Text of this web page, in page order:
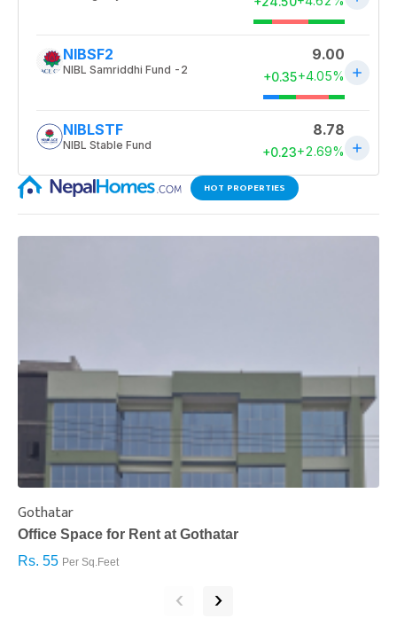
HOT PROPERTIES
Gothatar
Office Space for Rent at Gothatar
Rs. 55 Per Sq.Feet
‹ ›